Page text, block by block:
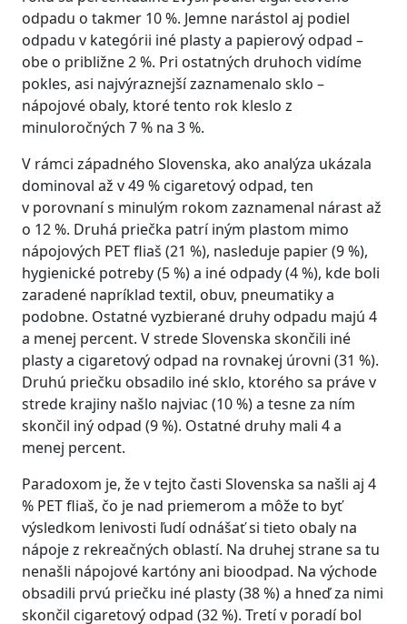
odpadu o takmer 10 %. Jemne narástol aj podiel
odpadu v kategórii iné plasty a papierový odpad –
obe o približne 2 %. Pri ostatných druhoch vidíme
pokles, asi najvýraznejší zaznamenalo sklo –
nápojové obaly, ktoré tento rok kleslo z
minuloročných 7 % na 3 %.
V rámci západného Slovenska, ako analýza ukázala
dominoval až v 49 % cigaretový odpad, ten
v porovnaní s minulým rokom zaznamenal nárast až
o 12 %. Druhá priečka patrí iným plastom mimo
nápojových PET fliaš (21 %), nasleduje papier (9 %),
hygienické potreby (5 %) a iné odpady (4 %), kde boli
zaradené napríklad textil, obuv, pneumatiky a
podobne. Ostatné vyzbierané druhy odpadu majú 4
a menej percent. V strede Slovenska skončili iné
plasty a cigaretový odpad na rovnakej úrovni (31 %).
Druhú priečku obsadilo iné sklo, ktorého sa práve v
strede krajiny našlo najviac (10 %) a tesne za ním
skončil iný odpad (9 %). Ostatné druhy mali 4 a
menej percent.
Paradoxom je, že v tejto časti Slovenska sa našli aj 4
% PET fliaš, čo je nad priemerom a môže to byť
výsledkom lenivosti ľudí odnášať si tieto obaly na
nápoje z rekreačných oblastí. Na druhej strane sa tu
nenašli nápojové kartóny ani bioodpad. Na východe
obsadili prvú priečku iné plasty (38 %) a hneď za nimi
skončil cigaretový odpad (32 %). Tretí v poradí bol